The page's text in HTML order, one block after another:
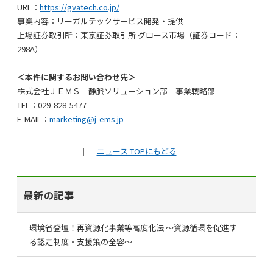
URL： https://gvatech.co.jp/
事業内容： リーガルテックサービス開発・提供
上場証券取引所：東京証券取引所 グロース市場（証券コード：
298A）
＜本件に関するお問い合わせ先＞
株式会社ＪＥＭＳ 静脈ソリューション部 事業戦略部
TEL：029-828-5477
E-MAIL： marketing@j-ems.jp
｜ ニュース TOPにもどる ｜
最新の記事
環境省登壇！再資源化事業等高度化法 ～資源循環を促進す
る認定制度・支援策の全容～